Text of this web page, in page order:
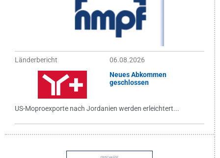
Länderbericht
06.08.2026
Neues Abkommen
geschlossen
US-Moproexporte nach Jordanien werden erleichtert...